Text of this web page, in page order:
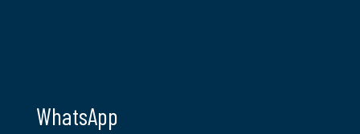
WhatsApp